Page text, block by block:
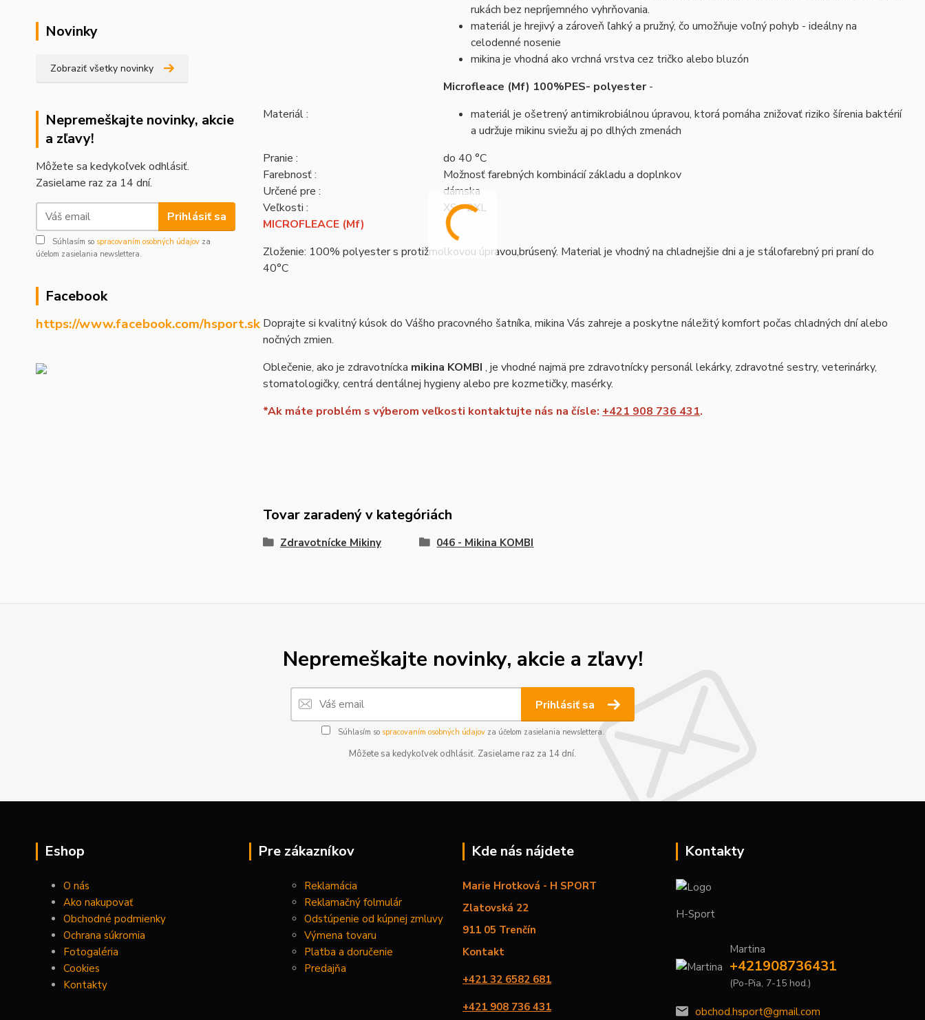
Novinky
Zobraziť všetky novinky
Nepremeškajte novinky, akcie
a zľavy!
Môžete sa kedykoľvek odhlásiť.
Zasielame raz za 14 dní.
Prihlásiť sa
Súhlasím so spracovaním osobných údajov za
účelom zasielania newslettera.
Facebook
https://www.facebook.com/hsport.sk
rukách bez nepríjemného vyhrňovania.
materiál je hrejivý a zároveň ľahký a pružný, čo umožňuje voľný pohyb - ideálny na
celodenné nosenie
mikina je vhodná ako vrchná vrstva cez tričko alebo bluzón
Materiál :
Microfleace (Mf) 100%PES- polyester-
materiál je ošetrený antimikrobiálnou úpravou, ktorá pomáha znižovať riziko šírenia baktérií
a udržuje mikinu sviežu aj po dlhých zmenách
Pranie :
do 40 °C
Farebnosť :
Možnosť farebných kombinácií základu a doplnkov
Určené pre :
dámska
Veľkosti :
XS - 2XL
MICROFLEACE (Mf)
Zloženie: 100% polyester s protižmolkovou úpravou,brúsený. Material je vhodný na chladnejšie dni a je stálofarebný pri praní do
40°C
Doprajte si kvalitný kúsok do Vášho pracovného šatníka, mikina Vás zahreje a poskytne náležitý komfort počas chladných dní alebo
nočných zmien.
Oblečenie, ako je zdravotnícka mikina KOMBI , je vhodné najmä pre zdravotnícky personál lekárky, zdravotné sestry, veterinárky,
stomatologičky, centrá dentálnej hygieny alebo pre kozmetičky, masérky.
*Ak máte problém s výberom veľkosti kontaktujte nás na čísle: +421 908 736 431.
Tovar zaradený v kategóriách
Zdravotnícke Mikiny 046 - Mikina KOMBI
Nepremeškajte novinky, akcie a zľavy!
Prihlásiť sa
Súhlasím so spracovaním osobných údajovza účelom zasielania newslettera.
Môžete sa kedykoľvek odhlásiť. Zasielame raz za 14 dní.
Eshop
O nás
Ako nakupovať
Obchodné podmienky
Ochrana súkromia
Fotogaléria
Cookies
Kontakty
Pre zákazníkov
Reklamácia
Reklamačný folmulár
Odstúpenie od kúpnej zmluvy
Výmena tovaru
Platba a doručenie
Predajňa
Kde nás nájdete
Marie Hrotková - H SPORT
Zlatovská 22
911 05 Trenčín
Kontakt
+421 32 6582 681
+421 908 736 431
Kontakty
H-Sport
Martina
+421908736431
(Po-Pia, 7-15 hod.)
obchod.hsport@gmail.com